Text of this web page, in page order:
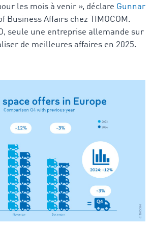
les mois à venir », déclare Gunnar
Business Affairs chez TIMOCOM.
seule une entreprise allemande sur
de meilleures affaires en 2025.